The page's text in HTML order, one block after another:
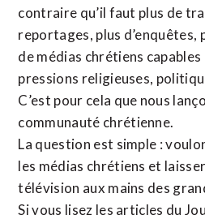
contraire qu’il faut plus de
reportages, plus d’enquêtes,
de médias chrétiens
pressions religieuses,
C’est pour cela que nous
communauté chrétienne.
La question est simple :
les médias chrétiens et
télévision aux mains des
Si vous lisez les articles du